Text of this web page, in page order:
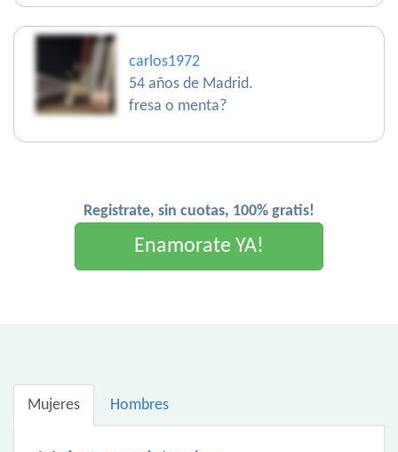
carlos1972
54 años de Madrid.
fresa o menta?
Registrate, sin cuotas, 100% gratis!
Enamorate YA!
Mujeres Hombres